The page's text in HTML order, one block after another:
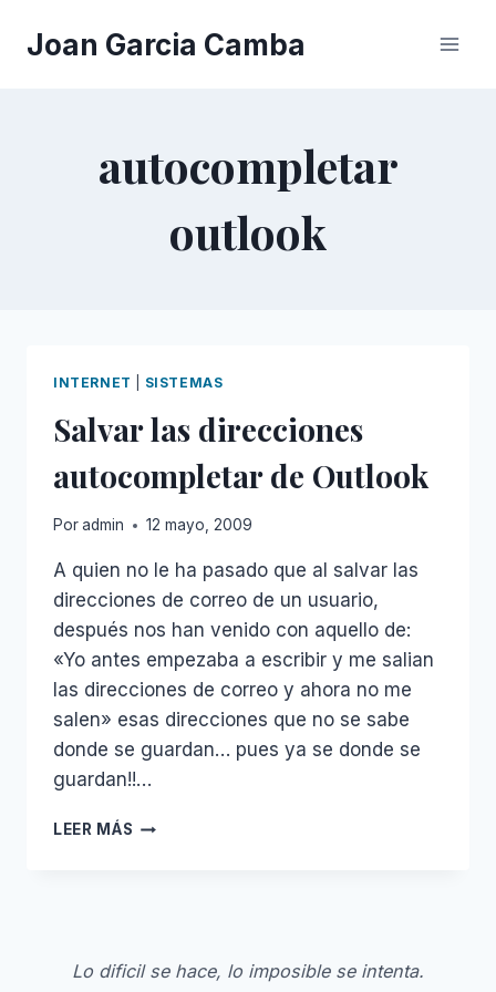
Joan Garcia Camba
autocompletar
outlook
INTERNET SISTEMAS
Salvar las direcciones
autocompletar de Outlook
Poradmin 12 mayo, 2009
A quien no le ha pasado que al salvar las
direcciones de correo de un usuario,
después nos han venido con aquello de:
«Yo antes empezaba a escribir y me salian
las direcciones de correo y ahora no me
salen» esas direcciones que no se sabe
donde se guardan… pues ya se donde se
guardan!!…
LEER MÁS SALVAR
Lo dificil se hace, lo imposible se intenta.